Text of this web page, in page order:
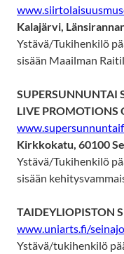
Kalajärvi,
Ystävä/Tukihenkilö
sisään Maailman
SUPERSUNNUNTAI
LIVE PROMOTIONS
Kirkkokatu, 60100
Ystävä/Tukihenkilö
sisään
TAIDEYLIOPISTON
www.uniarts.fi/
Ystävä/tukihenkilö